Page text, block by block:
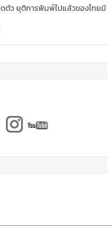
ว ยุติการพิมพ์ไปแล้วของไทยมี